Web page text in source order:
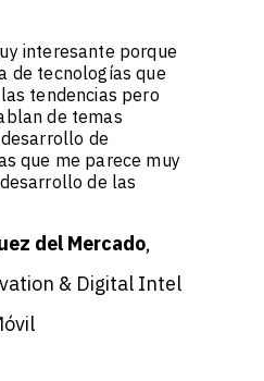
interesante porque
de tecnologías que
tendencias pero
de temas
de
que me parece muy
de las
del Mercado,
& Digital Intel